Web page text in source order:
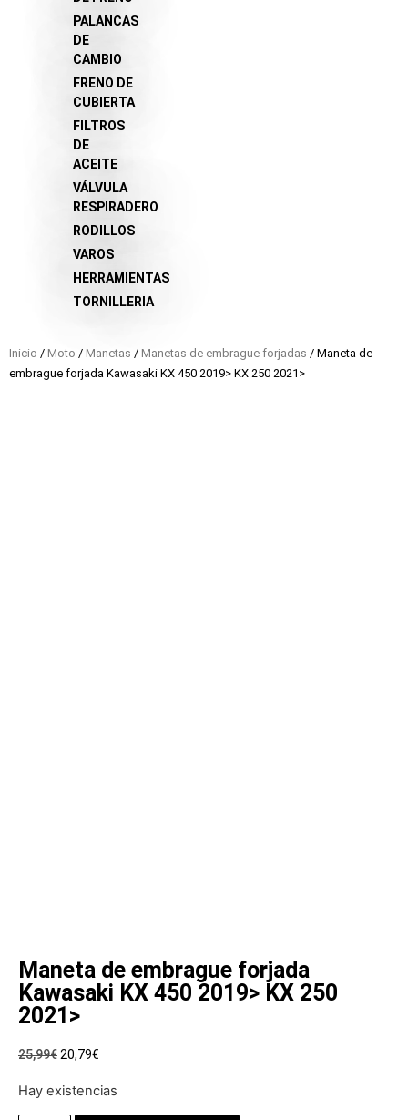
PALANCAS
DE
CAMBIO
FRENO DE
CUBIERTA
FILTROS
DE
ACEITE
VÁLVULA
RESPIRADERO
RODILLOS
VAROS
HERRAMIENTAS
TORNILLERIA
Inicio / Moto / Manetas / Manetas de embrague forjadas / Maneta de
embrague forjada Kawasaki KX 450 2019> KX 250 2021>
Maneta de embrague forjada
Kawasaki KX 450 2019> KX 250
2021>
25,99€ 20,79€
Hay existencias